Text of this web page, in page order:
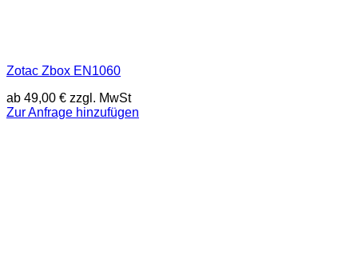
Zotac Zbox EN1060
ab 49,00 € zzgl. MwSt
Zur Anfrage hinzufügen